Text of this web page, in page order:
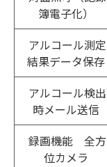
簿電子化）
アルコール測定
結果データ保存
アルコール検出
時メール送信
録画機能 全方
位カメラ